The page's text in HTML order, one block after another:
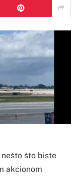
što biste
akcionom